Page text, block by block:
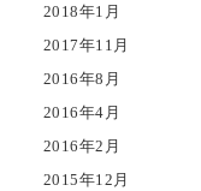
2018年1月
2017年11月
2016年8月
2016年4月
2016年2月
2015年12月